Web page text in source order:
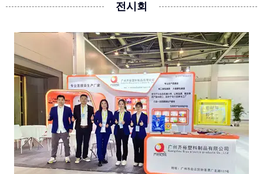
전시회